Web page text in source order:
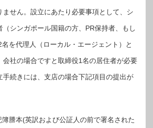
ません。設立にあたり必要事項として、シ
（シンガポール国籍の方、PR保持者、もし
名を代理人（ローカル・エージェント）と
会社の場合ですと取締役1名の居住者が必要
手続きには、支店の場合下記項目の提出が
謄本(英訳および公証人の前で署名された